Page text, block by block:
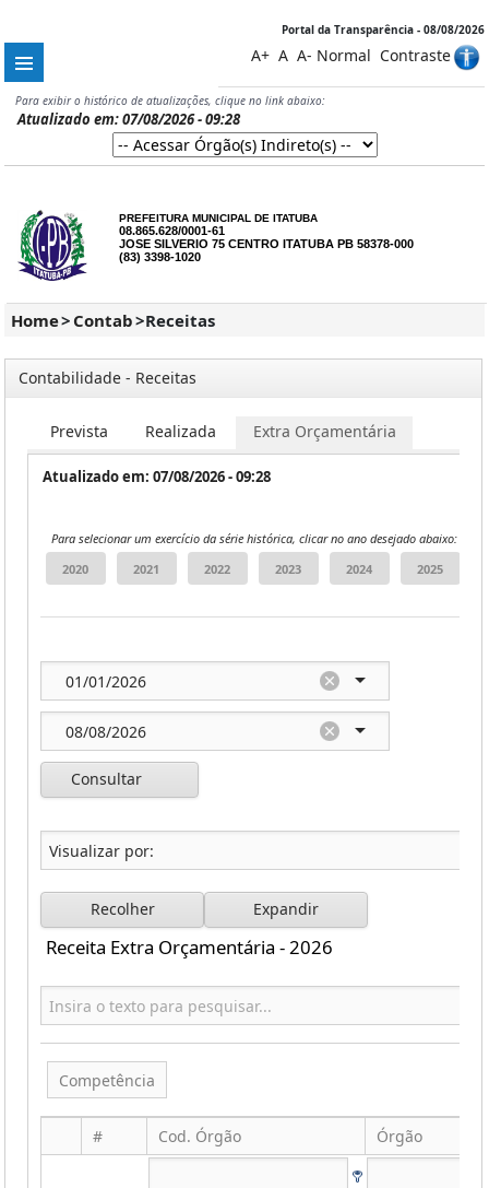
Portal da Transparência - 08/08/2026
A+ A A- Normal Contraste
Para exibir o histórico de atualizações, clique no link abaixo:
Atualizado em: 07/08/2026 - 09:28
PREFEITURA MUNICIPAL DE ITATUBA
08.865.628/0001-61
JOSE SILVERIO 75 CENTRO ITATUBA PB 58378-000
(83) 3398-1020
Home> Contab>Receitas
Contabilidade - Receitas
Prevista Realizada Extra Orçamentária
Atualizado em: 07/08/2026 - 09:28
Para selecionar um exercício da série histórica, clicar no ano desejado abaixo:
Consultar
Recolher Expandir
Receita Extra Orçamentária - 2026
Competência
# Cod. Órgão Órgão